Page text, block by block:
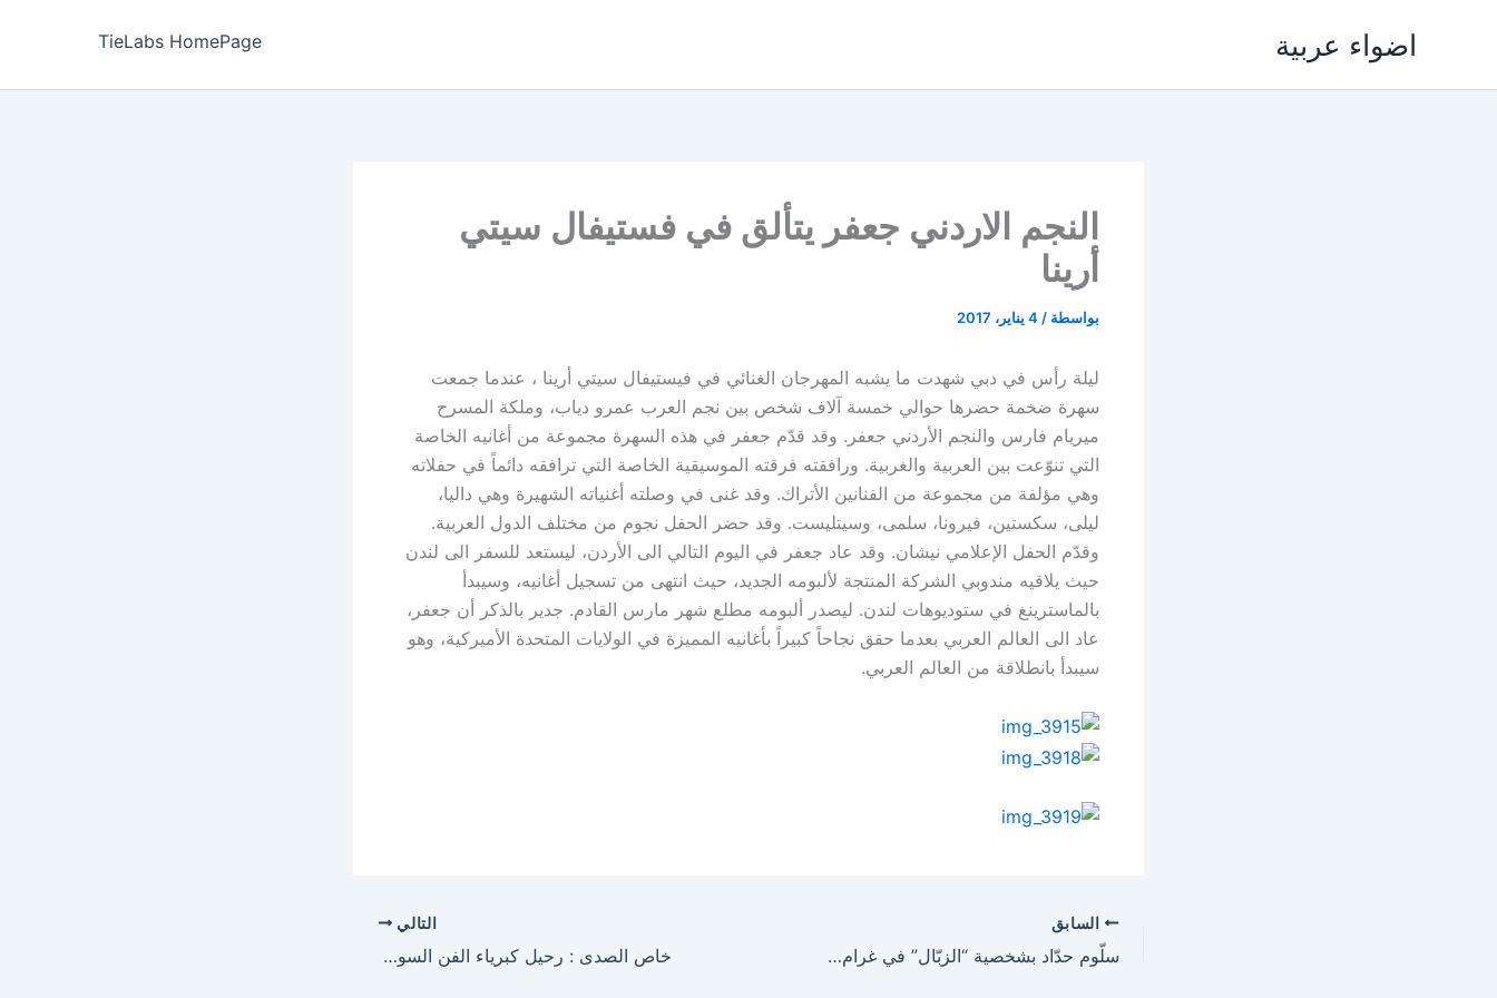
اضواء عربية TieLabs HomePage
النجم الاردني جعفر يتألق في فستيفال سيتي
أرينا
بواسطة / 4 يناير، 2017
ليلة رأس في دبي شهدت ما يشبه المهرجان الغنائي في فيستيفال سيتي أرينا ، عندما جمعت
سهرة ضخمة حضرها حوالي خمسة آلاف شخص بين نجم العرب عمرو دياب، وملكة المسرح
ميريام فارس والنجم الأردني جعفر. وقد قدّم جعفر في هذه السهرة مجموعة من أغانيه الخاصة
التي تنوّعت بين العربية والغربية. ورافقته فرقته الموسيقية الخاصة التي ترافقه دائماً في حفلاته
وهي مؤلفة من مجموعة من الفنانين الأتراك. وقد غنى في وصلته أغنياته الشهيرة وهي داليا،
ليلى، سكستين، فيرونا، سلمى، وسيتليست. وقد حضر الحفل نجوم من مختلف الدول العربية.
وقدّم الحفل الإعلامي نيشان. وقد عاد جعفر في اليوم التالي الى الأردن، ليستعد للسفر الى لندن
حيث يلاقيه مندوبي الشركة المنتجة لألبومه الجديد، حيث انتهى من تسجيل أغانيه، وسيبدأ
بالماسترينغ في ستوديوهات لندن. ليصدر ألبومه مطلع شهر مارس القادم. جدير بالذكر أن جعفر،
عاد الى العالم العربي بعدما حقق نجاحاً كبيراً بأغانيه المميزة في الولايات المتحدة الأميركية، وهو
سيبدأ بانطلاقة من العالم العربي.
السابق
سلّوم حدّاد بشخصية “الزبّال” في غرام سلافة معمار أم شكران مرتجى؟
التالي
خاص الصدى : رحيل كبرياء الفن السوري رفيق سبيعي أبو صياح